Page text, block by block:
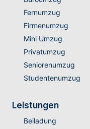
Fernumzug
Firmenumzug
Mini Umzug
Privatumzug
Seniorenumzug
Studentenumzug
Leistungen
Beiladung